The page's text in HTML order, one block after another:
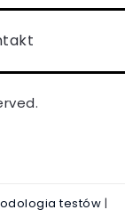
testów |